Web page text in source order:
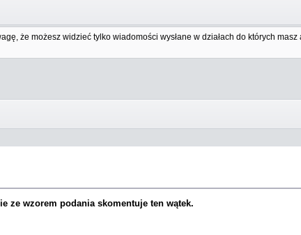
że możesz widzieć tylko wiadomości wysłane w działach do których masz
ze wzorem podania skomentuje ten wątek.